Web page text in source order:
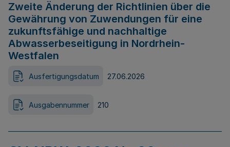
Zweite Änderung der Richtlinien über die
Gewährung von Zuwendungen für eine
zukunftsfähige und nachhaltige
Abwasserbeseitigung in Nordrhein-
Westfalen
Ausfertigungsdatum 27.06.2026
Ausgabennummer 210